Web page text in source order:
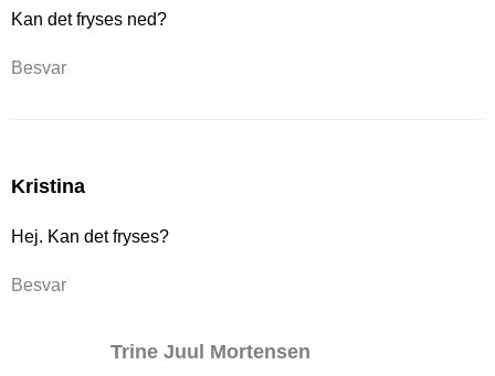
Kan det fryses ned?
Besvar
Kristina
Hej. Kan det fryses?
Besvar
Trine Juul Mortensen